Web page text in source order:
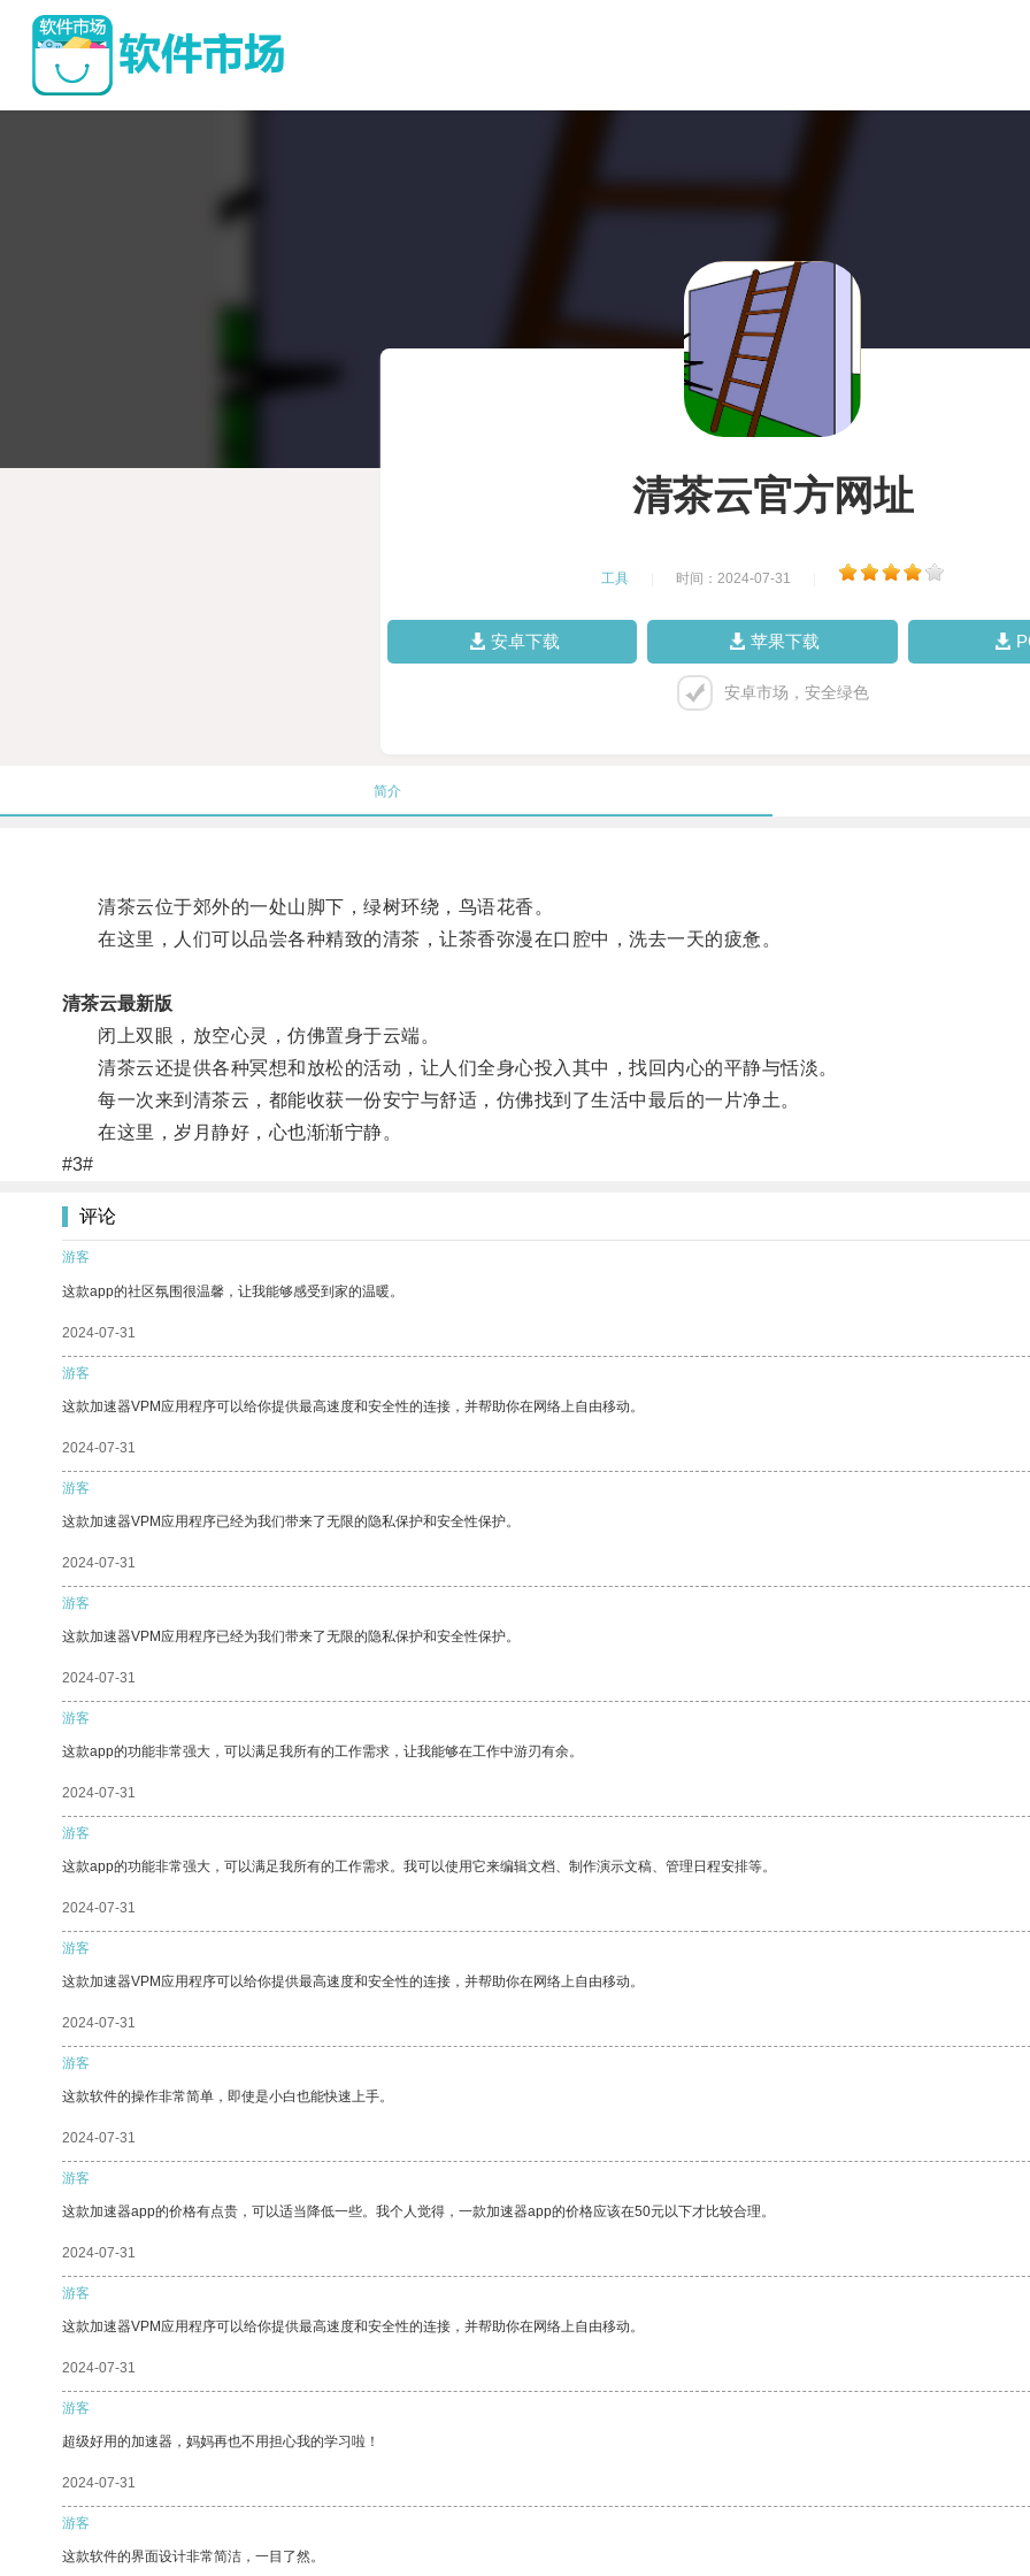
清茶云官方网址
工具 时间：2024-07-31
安卓下载 苹果下载
安卓市场，安全绿色
简介
清茶云位于郊外的一处山脚下，绿树环绕，鸟语花香。
在这里，人们可以品尝各种精致的清茶，让茶香弥漫在口腔中，洗去一天的疲惫。
清茶云最新版
闭上双眼，放空心灵，仿佛置身于云端。
清茶云还提供各种冥想和放松的活动，让人们全身心投入其中，找回内心的平静与恬淡。
每一次来到清茶云，都能收获一份安宁与舒适，仿佛找到了生活中最后的一片净土。
在这里，岁月静好，心也渐渐宁静。
#3#
评论
游客
这款app的社区氛围很温馨，让我能够感受到家的温暖。
2024-07-31
游客
这款加速器VPM应用程序可以给你提供最高速度和安全性的连接，并帮助你在网络上自由移动。
2024-07-31
游客
这款加速器VPM应用程序已经为我们带来了无限的隐私保护和安全性保护。
2024-07-31
游客
这款加速器VPM应用程序已经为我们带来了无限的隐私保护和安全性保护。
2024-07-31
游客
这款app的功能非常强大，可以满足我所有的工作需求，让我能够在工作中游刃有余。
2024-07-31
游客
这款app的功能非常强大，可以满足我所有的工作需求。我可以使用它来编辑文档、制作演示文稿、管理日程安排等。
2024-07-31
游客
这款加速器VPM应用程序可以给你提供最高速度和安全性的连接，并帮助你在网络上自由移动。
2024-07-31
游客
这款软件的操作非常简单，即使是小白也能快速上手。
2024-07-31
游客
这款加速器app的价格有点贵，可以适当降低一些。我个人觉得，一款加速器app的价格应该在50元以下才比较合理。
2024-07-31
游客
这款加速器VPM应用程序可以给你提供最高速度和安全性的连接，并帮助你在网络上自由移动。
2024-07-31
游客
超级好用的加速器，妈妈再也不用担心我的学习啦！
2024-07-31
游客
这款软件的界面设计非常简洁，一目了然。